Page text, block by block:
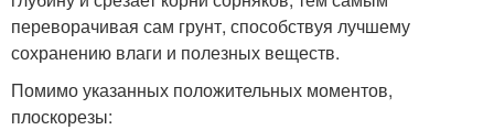
переворачивая сам грунт, способствуя лучшему
сохранению влаги и полезных веществ.
Помимо указанных положительных моментов,
плоскорезы: